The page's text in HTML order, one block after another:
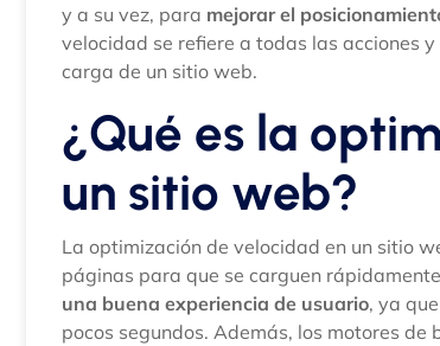
y a su vez, para mejorar el
velocidad se refiere a todas las acciones
carga de un sitio web.
¿Qué es la
un sitio web?
La optimización de velocidad en un sitio
páginas para que se carguen
una buena experiencia de usuario, ya
pocos segundos. Además, los motores